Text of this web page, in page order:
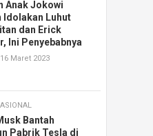
Anak Jokowi
Idolakan Luhut
dan Erick
Ini Penyebabnya
Maret 2023
Bantah
Pabrik Tesla di